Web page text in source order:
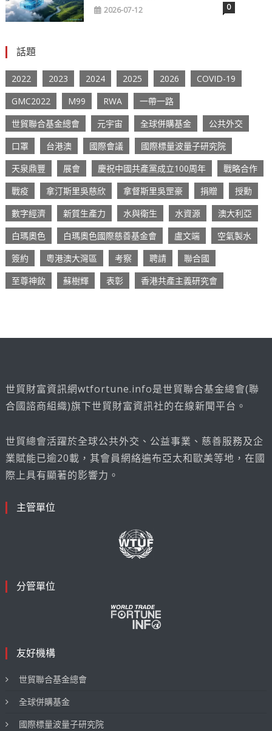
2026-07-12 0
話題
2022 2023 2024 2025 2026
COVID-19
GMC2022
M99 RWA
一帶一路
世貿聯合基金總會
元宇宙 全球併購基金
公共外交
口罩
台港澳 國際會議
國際標量波量子研究院
天泉鼎豐
展會 慶祝中國共產黨成立100周年
戰略合作
戰疫
拿汀斯里吳慈欣 拿督斯里吳罡豪 捐贈
授勳
數字經濟
新質生產力 水與衛生 水資源
澳大利亞
白瑪奧色
白瑪奧色國際慈善基金會 盧文端
空氣製水
簽約
粵港澳大灣區 考察 聘請
聯合國
至尊神飲
蘇樹輝 表彰 香港共產主義研究會
世貿財富資訊網wtfortune.info是世貿聯合基金總會(聯
合國諮商組織)旗下世貿財富資訊社的在線新聞平台。
世貿總會活躍於全球公共外交、公益事業、慈善服務及企
業賦能已逾20載，其會員網絡遍布亞太和歐美等地，在國
際上具有顯著的影響力。
主管單位
分管單位
友好機構
世貿聯合基金總會
全球併購基金
國際標量波量子研究院